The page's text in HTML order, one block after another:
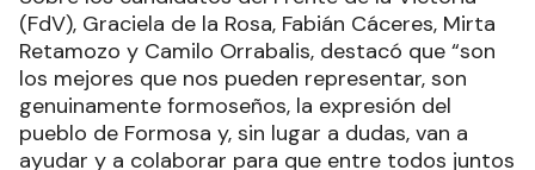
(FdV), Graciela de la Rosa, Fabián Cáceres, Mirta
Retamozo y Camilo Orrabalis, destacó que “son
los mejores que nos pueden representar, son
genuinamente formoseños, la expresión del
pueblo de Formosa y, sin lugar a dudas, van a
ayudar y a colaborar para que entre todos juntos